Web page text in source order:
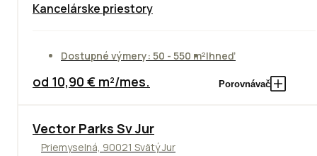
Kancelárske priestory
Dostupné výmery: 50 - 550 m²Ihneď
od 10,90 € m²/mes. Porovnávač
Vector Parks Sv Jur
Priemyselná, 90021 Svätý Jur